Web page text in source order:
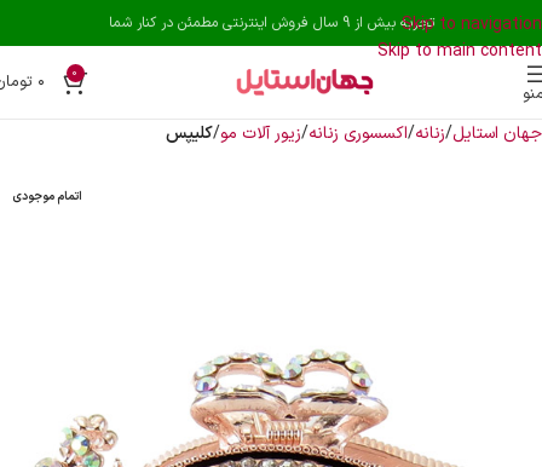
Skip to navigation
Skip to main content
تجربه بیش از 9 سال فروش اینترنتی مطمئن در کنار شما
0 ۰
جهان استایل زنانه اکسسوری زنانه زیور آلات مو کلیپس
اتمام موجودی